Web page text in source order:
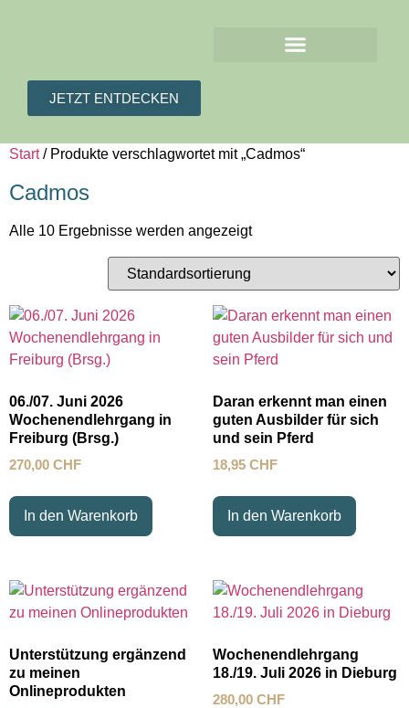
JETZT ENTDECKEN
Start/ Produkte verschlagwortet mit „Cadmos“
Cadmos
Alle 10 Ergebnisse werden angezeigt
06./07. Juni 2026
Wochenendlehrgang in
Freiburg (Brsg.)
270,00 CHF
In den Warenkorb
Daran erkennt man einen
guten Ausbilder für sich
und sein Pferd
18,95 CHF
In den Warenkorb
Unterstützung ergänzend
zu meinen
Onlineprodukten
Wochenendlehrgang
18./19. Juli 2026 in Dieburg
280,00 CHF